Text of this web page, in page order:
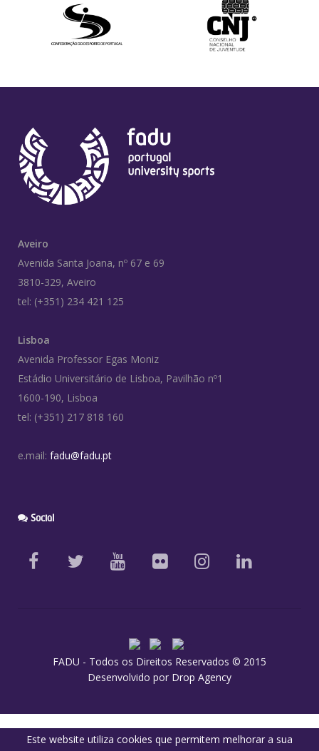
Aveiro
Avenida Santa Joana, nº 67 e 69
3810-329, Aveiro
tel: (+351) 234 421 125
Lisboa
Avenida Professor Egas Moniz
Estádio Universitário de Lisboa, Pavilhão nº1
1600-190, Lisboa
tel: (+351) 217 818 160
e.mail: fadu@fadu.pt
Social
FADU - Todos os Direitos Reservados © 2015
Desenvolvido por Drop Agency
Este website utiliza cookies que permitem melhorar a sua